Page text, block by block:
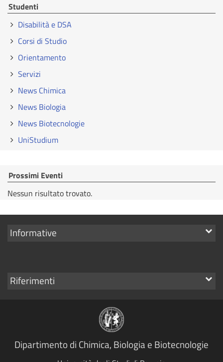
Studenti
Disabilità e DSA
Corsi di Studio
Orientamento
Servizi
News Chimica
News Biologia
News Biotecnologie
UniStudium
Prossimi Eventi
Nessun risultato trovato.
Mostra
Informative
Mostra
Riferimenti
Dipartimento di Chimica, Biologia e Biotecnologie